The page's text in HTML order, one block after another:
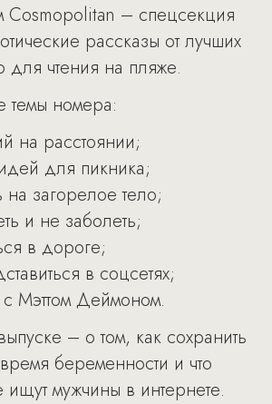
Cosmopolitan – спецсекция
рассказы от лучших
для чтения на пляже.
темы номера:
на расстоянии;
для пикника;
на загорелое тело;
и не заболеть;
в дороге;
в соцсетях;
Мэттом Деймоном.
– о том, как сохранить
беременности и что
мужчины в интернете.